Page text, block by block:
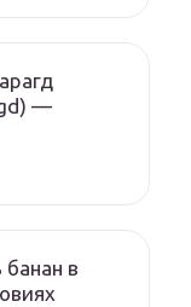
—
банан в